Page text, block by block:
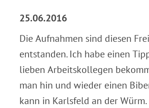
25.06.2016
Die Aufnahmen sind diesen
entstanden. Ich habe einen
lieben Arbeitskollegen
man hin und wieder einen
kann in Karlsfeld an der Würm.